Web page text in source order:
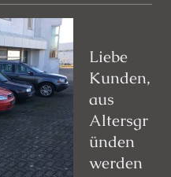
Liebe
Kunden,
aus
Altersgr
ünden
werden